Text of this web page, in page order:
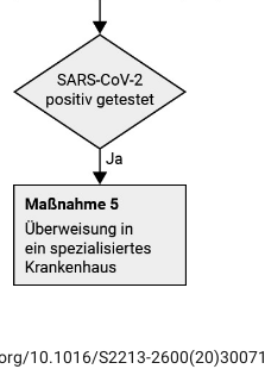
10.1016/S2213-